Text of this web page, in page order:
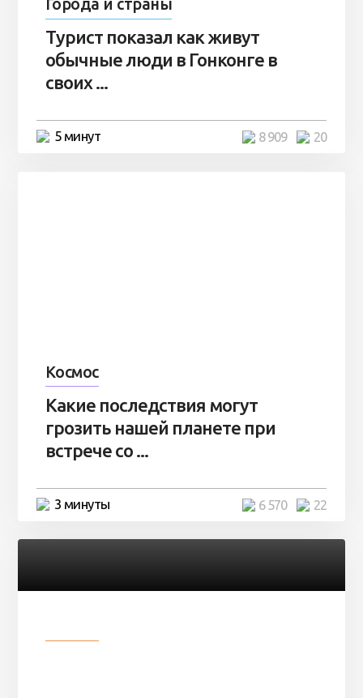
Города и страны
Турист показал как живут
обычные люди в Гонконге в
своих ...
5 минут 20
8 909
Космос
Какие последствия могут
грозить нашей планете при
встрече со ...
3 минуты 22
6 570